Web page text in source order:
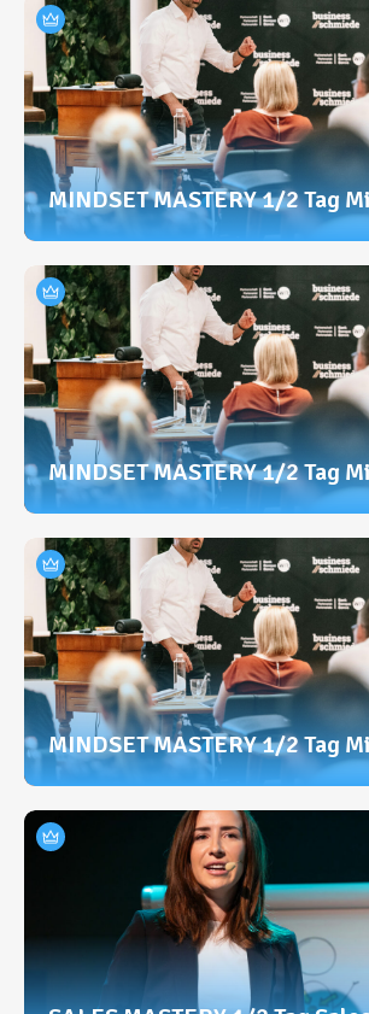
MINDSET MASTERY 1/2 Tag
MINDSET MASTERY 1/2 Tag
MINDSET MASTERY 1/2 Tag